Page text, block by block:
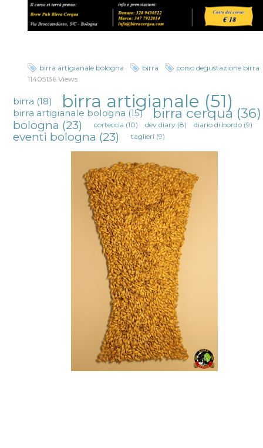
birra artigianale bologna birra
corso degustazione birra
11405136 Views
birra (18) birra artigianale (51)
birra artigianale bologna (15) birra cerqua (36)
bologna (23) corteccia (10) dev diary(8) diario di bordo(9)
eventi bologna (23) taglieri (9)